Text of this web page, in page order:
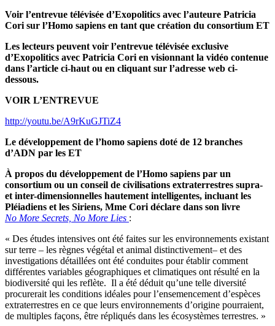
Voir l’entrevue télévisée d’Exopolitics avec l’auteure Patricia
Cori sur l’Homo sapiens en tant que création du consortium ET
Les lecteurs peuvent voir l’entrevue télévisée exclusive
d’Exopolitics avec Patricia Cori en visionnant la vidéo contenue
dans l’article ci-haut ou en cliquant sur l’adresse web ci-
dessous.
VOIR L’ENTREVUE
http://youtu.be/A9rKuGJTiZ4
Le développement de l’homo sapiens doté de 12 branches
d’ADN par les ET
À propos du développement de l’Homo sapiens par un
consortium ou un conseil de civilisations extraterrestres supra-
et inter-dimensionnelles hautement intelligentes, incluant les
Pléiadiens et les Siriens, Mme Cori déclare dans son livre
No More Secrets, No More Lies :
« Des études intensives ont été faites sur les environnements existant
sur terre – les règnes végétal et animal distinctivement– et des
investigations détaillées ont été conduites pour établir comment
différentes variables géographiques et climatiques ont résulté en la
biodiversité qui les reflète. Il a été déduit qu’une telle diversité
procurerait les conditions idéales pour l’ensemencement d’espèces
extraterrestres en ce que leurs environnements d’origine pourraient,
de multiples façons, être répliqués dans les écosystèmes terrestres. »